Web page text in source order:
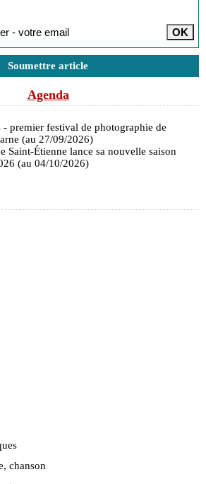
Soumettre article
Agenda
- premier festival de photographie de
(au 27/09/2026)
Saint-Étienne lance sa nouvelle saison
(au 04/10/2026)
chanson